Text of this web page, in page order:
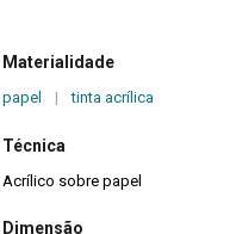
Materialidade
papel | tinta acrílica
Técnica
Acrílico sobre papel
Dimensão